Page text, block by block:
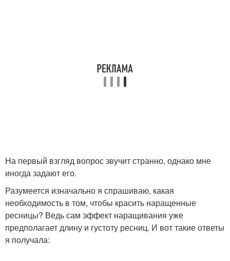
На первый взгляд вопрос звучит странно, однако мне
иногда задают его.
Разумеется изначально я спрашиваю, какая
необходимость в том, чтобы красить наращенные
ресницы? Ведь сам эффект наращивания уже
предполагает длину и густоту ресниц. И вот такие ответы
я получала: